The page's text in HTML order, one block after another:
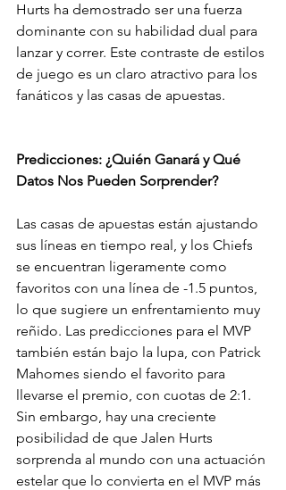
Hurts ha demostrado ser una fuerza
dominante con su habilidad dual para
lanzar y correr. Este contraste de estilos
de juego es un claro atractivo para los
fanáticos y las casas de apuestas.
Predicciones: ¿Quién Ganará y Qué
Datos Nos Pueden Sorprender?
Las casas de apuestas están ajustando
sus líneas en tiempo real, y los Chiefs
se encuentran ligeramente como
favoritos con una línea de -1.5 puntos,
lo que sugiere un enfrentamiento muy
reñido. Las predicciones para el MVP
también están bajo la lupa, con Patrick
Mahomes siendo el favorito para
llevarse el premio, con cuotas de 2:1.
Sin embargo, hay una creciente
posibilidad de que Jalen Hurts
sorprenda al mundo con una actuación
estelar que lo convierta en el MVP más